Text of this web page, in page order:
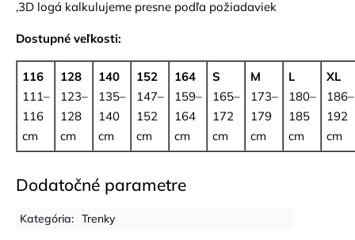
,3D logá kalkulujeme presne podľa požiadaviek
Dostupné veľkosti:
116
111–
116
cm
128
123–
128
cm
140
135–
140
cm
152
147–
152
cm
164
159–
164
cm
S
165–
172
cm
M
173–
179
cm
L
180–
185
cm
XL
186–
192
cm
Dodatočné parametre
Kategória: Trenky